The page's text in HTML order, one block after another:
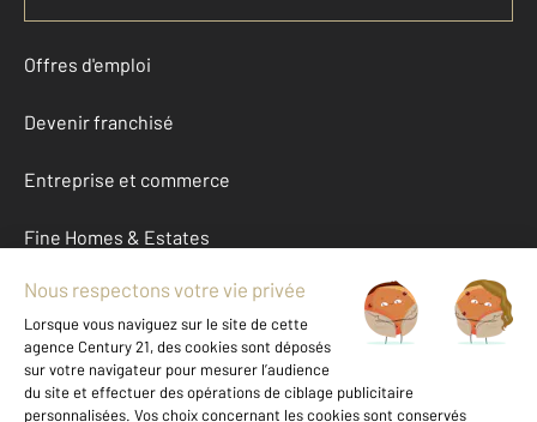
Offres d'emploi
Devenir franchisé
Entreprise et commerce
Fine Homes & Estates
À propos
International
Nous contacter